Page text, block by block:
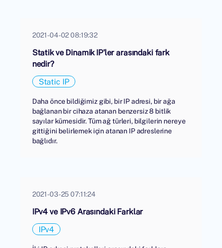
2021-04-02 08:19:32
Statik ve Dinamik IP'ler arasındaki fark
nedir?
Static IP
Daha önce bildiğimiz gibi, bir IP adresi, bir ağa
bağlanan bir cihaza atanan benzersiz 8 bitlik
sayılar kümesidir. Tüm ağ türleri, bilgilerin nereye
gittiğini belirlemek için atanan IP adreslerine
bağlıdır.
2021-03-25 07:11:24
IPv4 ve IPv6 Arasındaki Farklar
IPv4